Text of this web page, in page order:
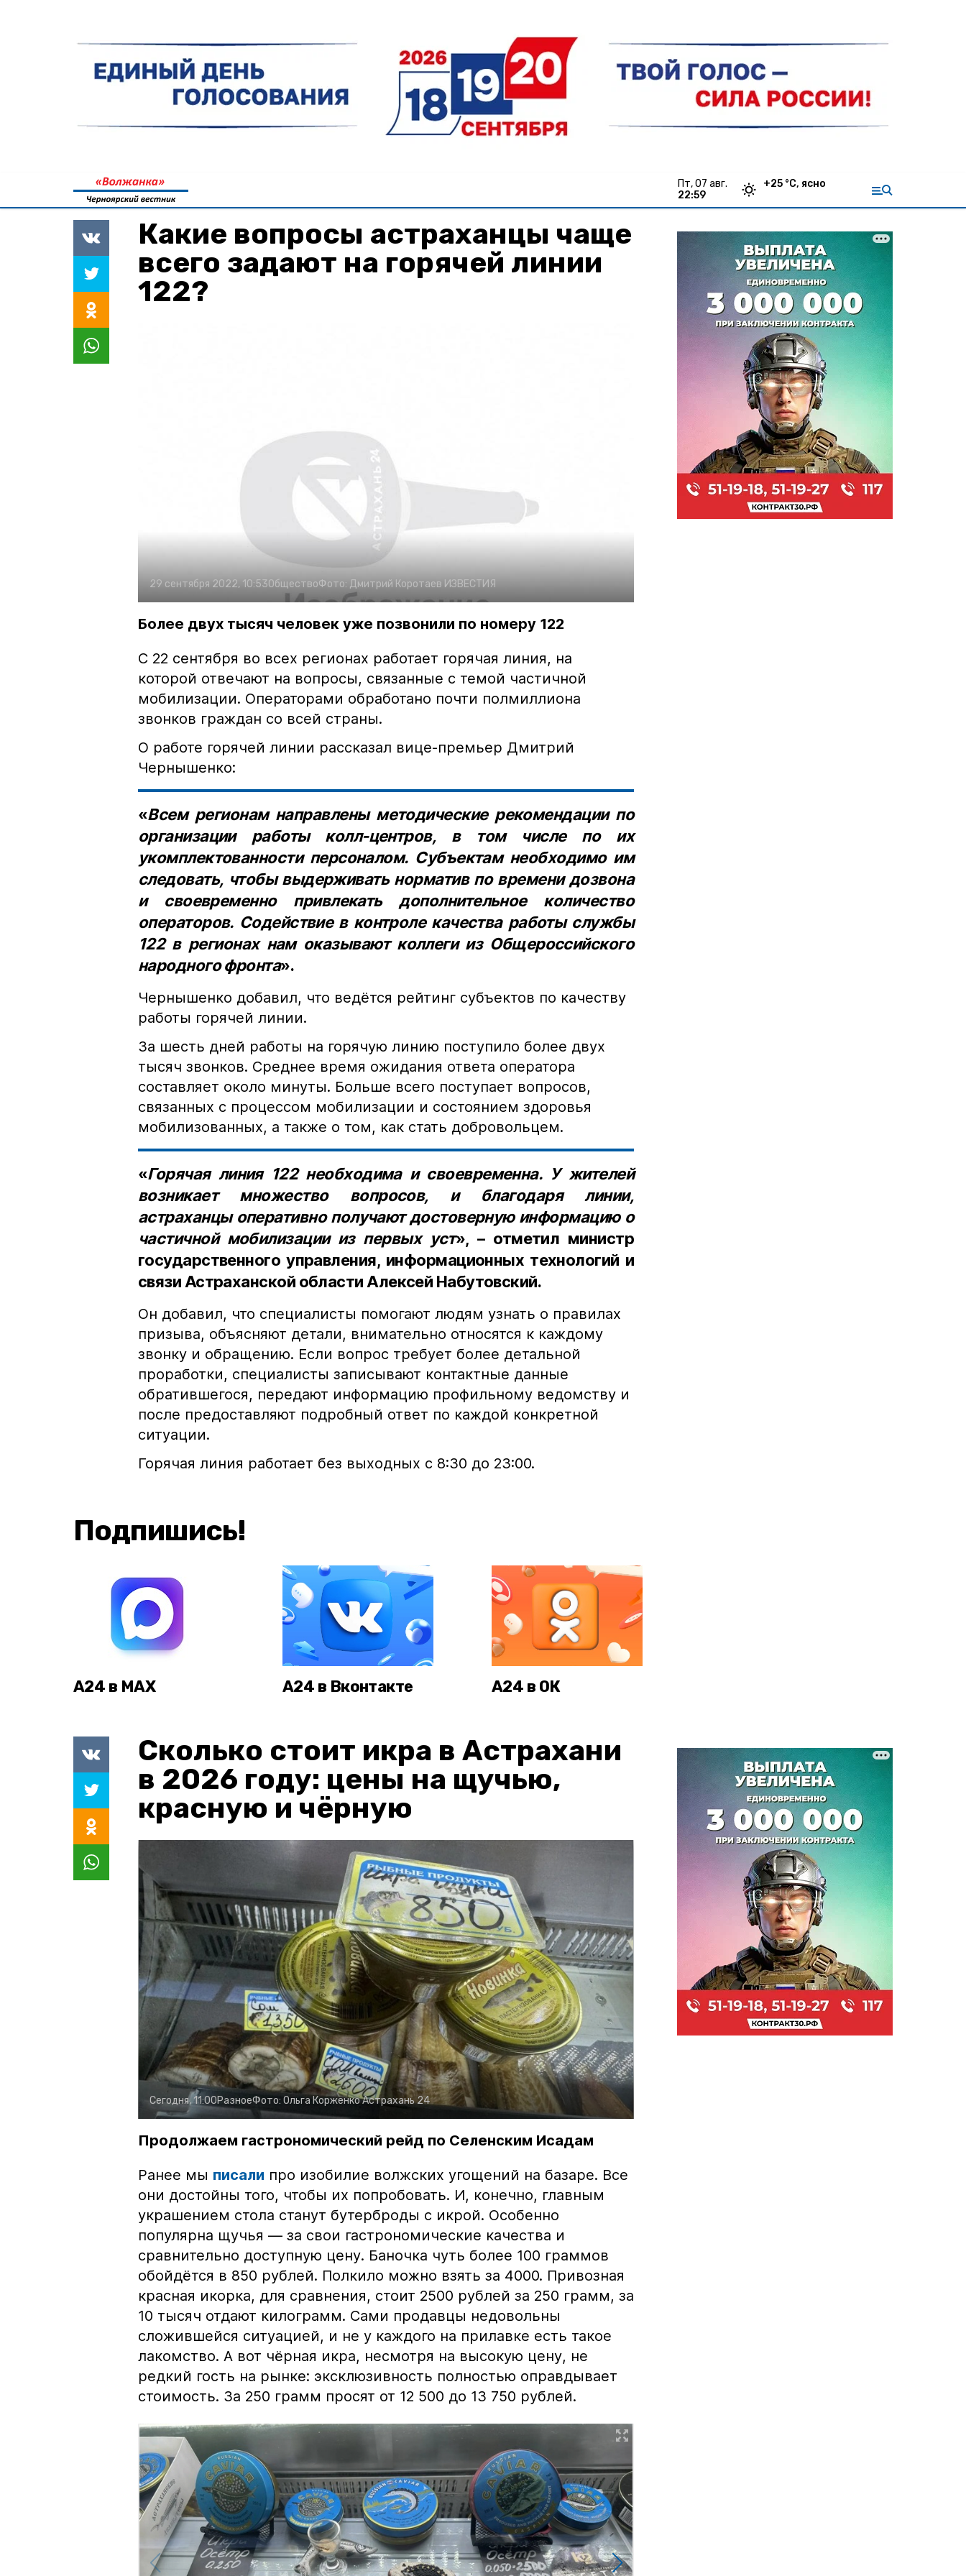
пт, 07 авг.
22:59
+25 °С, ясно
Какие вопросы астраханцы чаще
всего задают на горячей линии
122?
29 сентября 2022, 10:53ОбществоФото: Дмитрий Коротаев ИЗВЕСТИЯ
Более двух тысяч человек уже позвонили по номеру 122
С 22 сентября во всех регионах работает горячая линия, на
которой отвечают на вопросы, связанные с темой частичной
мобилизации. Операторами обработано почти полмиллиона
звонков граждан со всей страны.
О работе горячей линии рассказал вице-премьер Дмитрий
Чернышенко:
«Всем регионам направлены методические рекомендации по
организации работы колл-центров, в том числе по их
укомплектованности персоналом. Субъектам необходимо им
следовать, чтобы выдерживать норматив по времени дозвона
и своевременно привлекать дополнительное количество
операторов. Содействие в контроле качества работы службы
122 в регионах нам оказывают коллеги из Общероссийского
народного фронта».
Чернышенко добавил, что ведётся рейтинг субъектов по качеству
работы горячей линии.
За шесть дней работы на горячую линию поступило более двух
тысяч звонков. Среднее время ожидания ответа оператора
составляет около минуты. Больше всего поступает вопросов,
связанных с процессом мобилизации и состоянием здоровья
мобилизованных, а также о том, как стать добровольцем.
«Горячая линия 122 необходима и своевременна. У жителей
возникает множество вопросов, и благодаря линии,
астраханцы оперативно получают достоверную информацию о
частичной мобилизации из первых уст», – отметил министр
государственного управления, информационных технологий и
связи Астраханской области Алексей Набутовский.
Он добавил, что специалисты помогают людям узнать о правилах
призыва, объясняют детали, внимательно относятся к каждому
звонку и обращению. Если вопрос требует более детальной
проработки, специалисты записывают контактные данные
обратившегося, передают информацию профильному ведомству и
после предоставляют подробный ответ по каждой конкретной
ситуации.
Горячая линия работает без выходных с 8:30 до 23:00.
Подпишись!
А24 в MAX А24 в Вконтакте А24 в ОК
Сколько стоит икра в Астрахани
в 2026 году: цены на щучью,
красную и чёрную
Сегодня, 11:00РазноеФото: Ольга КорженкоАстрахань 24
Продолжаем гастрономический рейд по Селенским Исадам
Ранее мы писали про изобилие волжских угощений на базаре. Все
они достойны того, чтобы их попробовать. И, конечно, главным
украшением стола станут бутерброды с икрой. Особенно
популярна щучья — за свои гастрономические качества и
сравнительно доступную цену. Баночка чуть более 100 граммов
обойдётся в 850 рублей. Полкило можно взять за 4000. Привозная
красная икорка, для сравнения, стоит 2500 рублей за 250 грамм, за
10 тысяч отдают килограмм. Сами продавцы недовольны
сложившейся ситуацией, и не у каждого на прилавке есть такое
лакомство. А вот чёрная икра, несмотря на высокую цену, не
редкий гость на рынке: эксклюзивность полностью оправдывает
стоимость. За 250 грамм просят от 12 500 до 13 750 рублей.